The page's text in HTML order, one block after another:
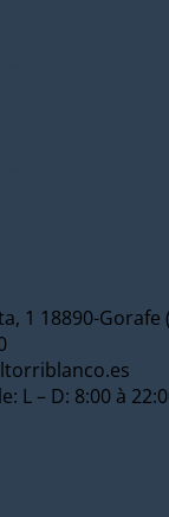
1 18890-Gorafe
L – D: 8:00 à